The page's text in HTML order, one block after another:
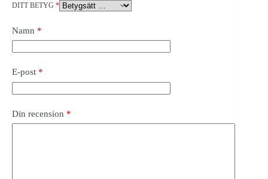
DITT BETYG *
Namn *
E-post *
Din recension *